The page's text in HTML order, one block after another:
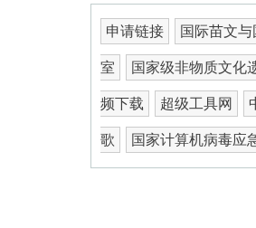
申请链接 国际苗文
室 国家级非物质文化
频下载 超级工具网
歌 国家计算机病毒应